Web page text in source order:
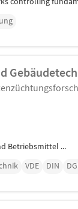
Betriebsmittel ...
VDE DIN